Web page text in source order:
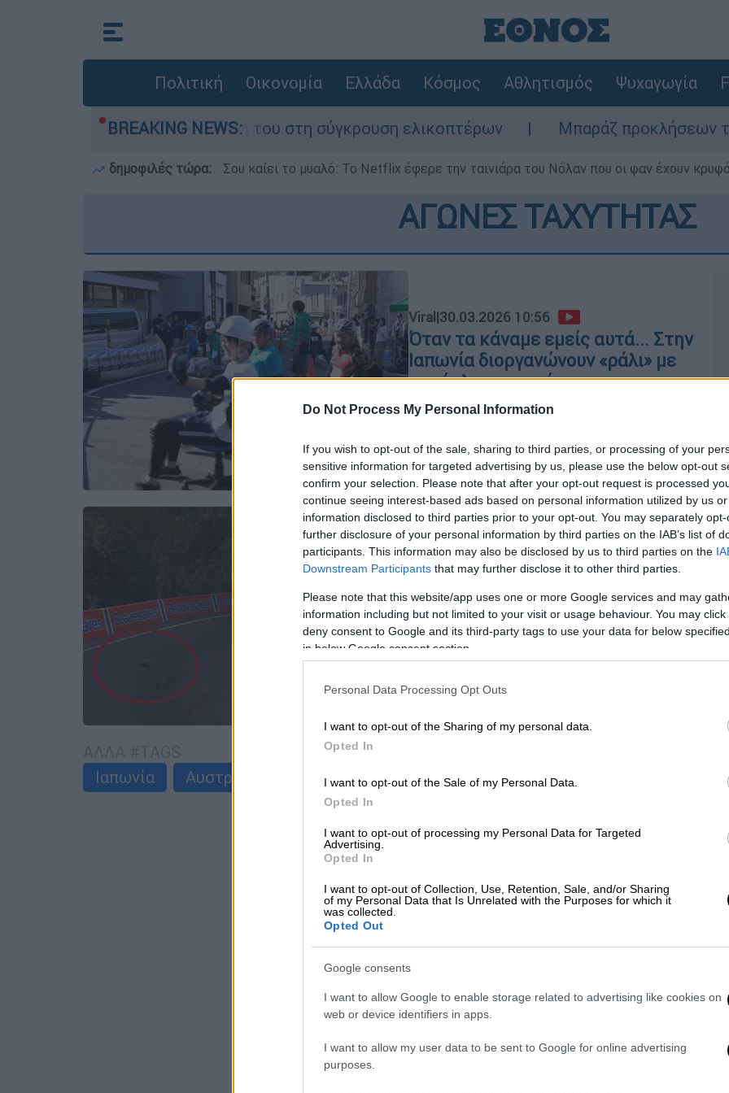
Do Not Process My Personal Information
If you wish to opt-out of the sale, sharing to third parties, or processing of your
sensitive information for targeted advertising by us, please use the below opt-out
confirm your selection. Please note that after your opt-out request is processed
continue seeing interest-based ads based on personal information utilized by us
information disclosed to third parties prior to your opt-out. You may separately
further disclosure of your personal information by third parties on the IAB’s list of
participants. This information may also be disclosed by us to third parties on the
Downstream Participants that may further disclose it to other third parties.
Please note that this website/app uses one or more Google services and may
information including but not limited to your visit or usage behaviour. You may
deny consent to Google and its third-party tags to use your data for below
in below Google consent section.
Personal Data Processing Opt Outs
I want to opt-out of the Sharing of my personal data.
Opted In
I want to opt-out of the Sale of my Personal Data.
Opted In
I want to opt-out of processing my Personal Data for Targeted
Advertising.
Opted In
I want to opt-out of Collection, Use, Retention, Sale, and/or Sharing
of my Personal Data that Is Unrelated with the Purposes for which it
was collected.
Opted Out
Google consents
I want to allow Google to enable storage related to advertising like cookies on
web or device identifiers in apps.
I want to allow my user data to be sent to Google for online advertising
purposes.
Πολιτική Οικονομία Ελλάδα Κόσμος Αθλητισμός Ψυχαγωγία
BREAKING NEWS:
Δαμίγο που έχασε τη ζωή του στη σύγκρουση ελικοπτέρων Μπαράζ προκλήσεων της
δημοφιλές τώρα: Σου καίει το μυαλό: Το Netflix έφερε την ταινιάρα του Νόλαν που οι φαν έχουν
ΑΓΩΝΕΣ ΤΑΧΥΤΗΤΑΣ
Viral|30.03.2026 10:56
Όταν τα κάναμε εμείς αυτά... Στην
Ιαπωνία διοργανώνουν «ράλι» με
καρέκλες γραφείου
Γκραν πρι με καρό σημαίες και έπαθλο
Αθλητισμός|08.12.2021 07:40
Έχιδνα σουλατσάριζε στην πίστα
1.000 χιλιομέτρων
Η στιγμή που η έχιδνα περνάει μέσα
από την πίστα στον του αγώνα
Ιαπωνία
Αυστραλία καρέκλα έχιδνα ειδήσεις τώρα